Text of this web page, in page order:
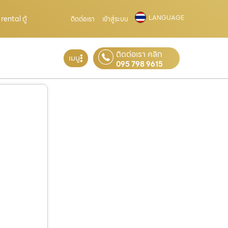
rental ตู้ ติดต่อเรา เข้าสู่ระบบ LANGUAGE
เมนู ติดต่อเรา คลิก
095 798 9615